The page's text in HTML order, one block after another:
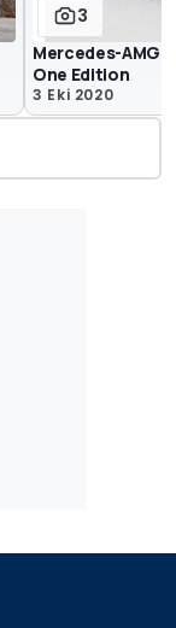
3
Mercedes-AMG
One Edition
3 Eki 2020